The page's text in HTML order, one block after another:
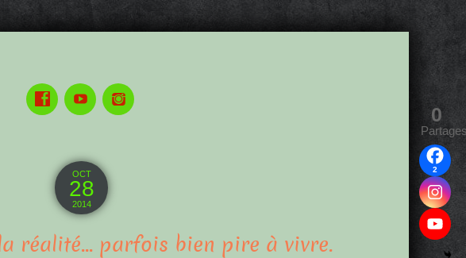
OCT
28
2014
réalité… parfois bien pire à vivre.
0
2